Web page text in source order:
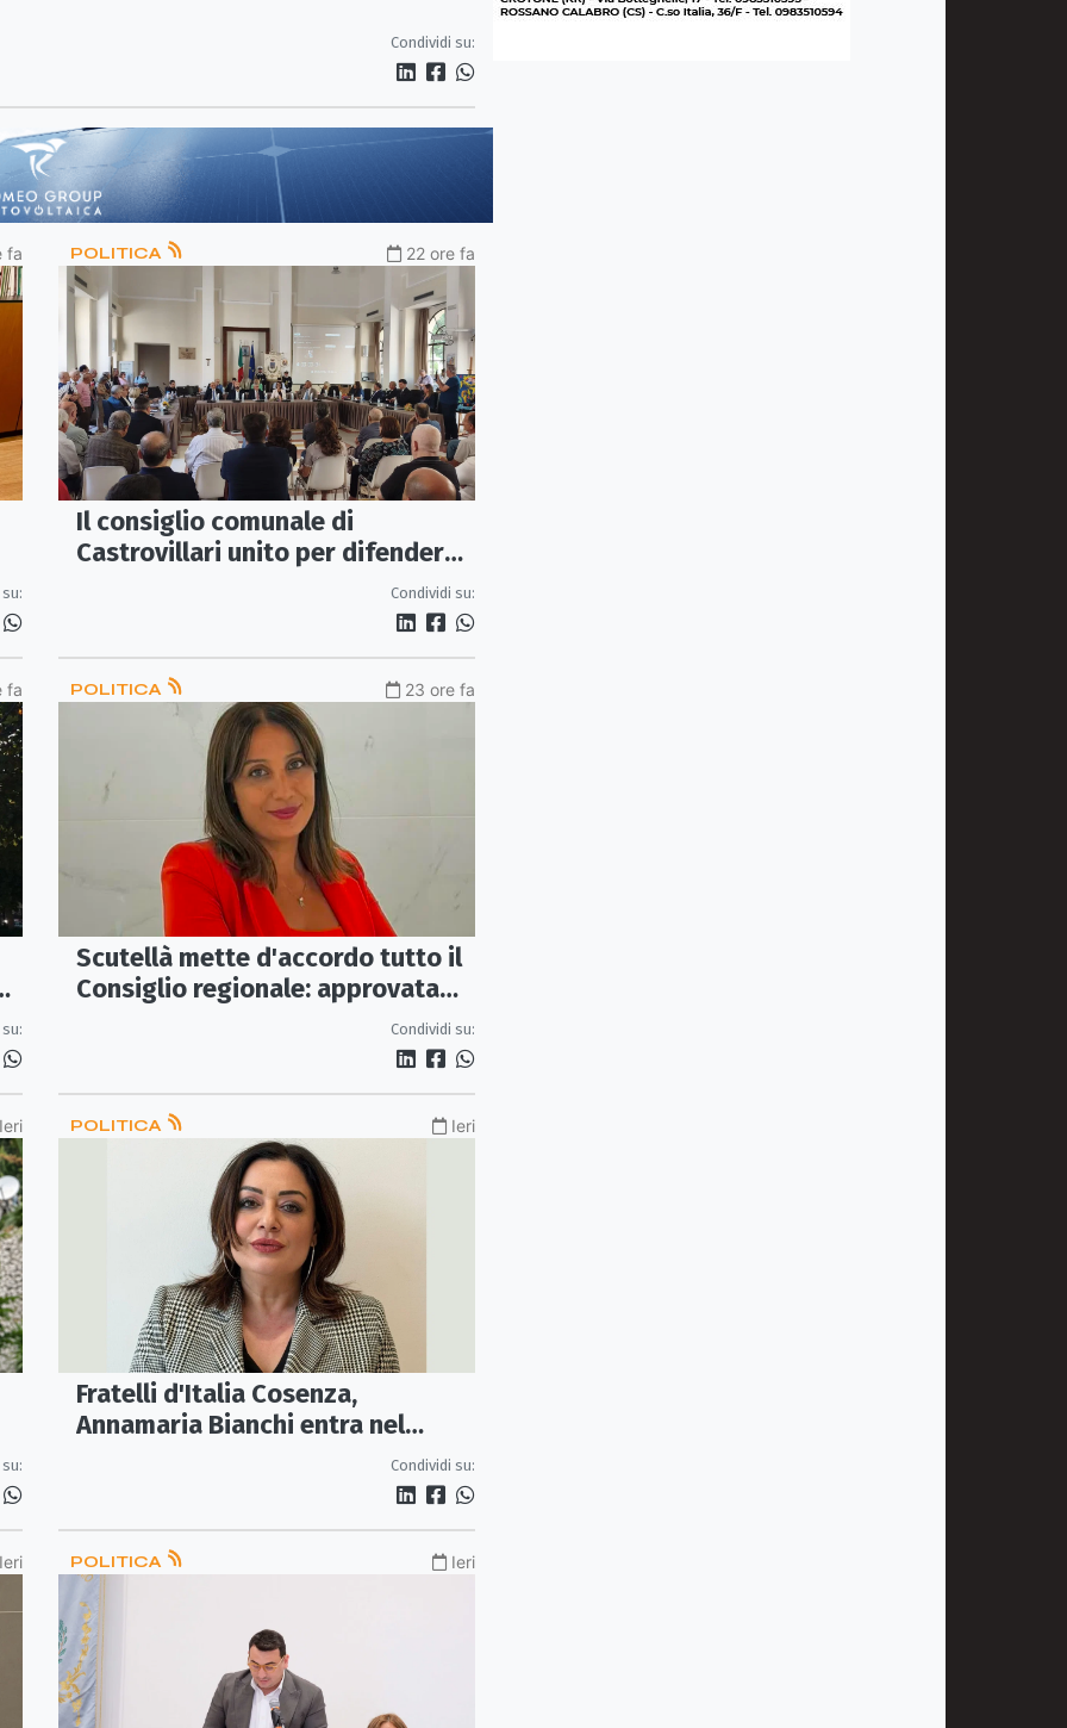
Condividi su:
fa POLITICA 22 ore fa
Il consiglio comunale di
Castrovillari unito per difendere
Condividi su:
fa POLITICA 23 ore fa
Scutellà mette d'accordo tutto il
Consiglio regionale: approvata
mozione per i treni Sibari-Paola
Condividi su:
Ieri POLITICA Ieri
Fratelli d'Italia Cosenza,
Annamaria Bianchi entra nel
Coordinamento provincialeCondividi su:
Ieri POLITICA Ieri